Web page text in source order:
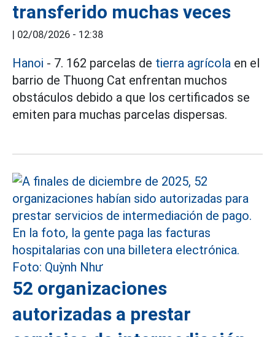
transferido muchas veces
| 02/08/2026 - 12:38
Hanoi - 7. 162 parcelas de tierra agrícola en el
barrio de Thuong Cat enfrentan muchos
obstáculos debido a que los certificados se
emiten para muchas parcelas dispersas.
52 organizaciones
autorizadas a prestar